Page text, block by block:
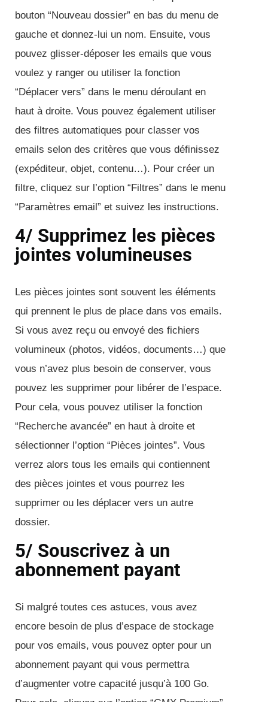
bouton “Nouveau dossier” en bas du menu de
gauche et donnez-lui un nom. Ensuite, vous
pouvez glisser-déposer les emails que vous
voulez y ranger ou utiliser la fonction
“Déplacer vers” dans le menu déroulant en
haut à droite. Vous pouvez également utiliser
des filtres automatiques pour classer vos
emails selon des critères que vous définissez
(expéditeur, objet, contenu…). Pour créer un
filtre, cliquez sur l’option “Filtres” dans le menu
“Paramètres email” et suivez les instructions.
4/ Supprimez les pièces
jointes volumineuses
Les pièces jointes sont souvent les éléments
qui prennent le plus de place dans vos emails.
Si vous avez reçu ou envoyé des fichiers
volumineux (photos, vidéos, documents…) que
vous n’avez plus besoin de conserver, vous
pouvez les supprimer pour libérer de l’espace.
Pour cela, vous pouvez utiliser la fonction
“Recherche avancée” en haut à droite et
sélectionner l’option “Pièces jointes”. Vous
verrez alors tous les emails qui contiennent
des pièces jointes et vous pourrez les
supprimer ou les déplacer vers un autre
dossier.
5/ Souscrivez à un
abonnement payant
Si malgré toutes ces astuces, vous avez
encore besoin de plus d’espace de stockage
pour vos emails, vous pouvez opter pour un
abonnement payant qui vous permettra
d’augmenter votre capacité jusqu’à 100 Go.